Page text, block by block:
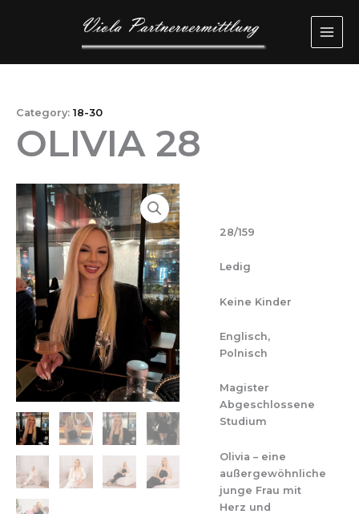
Category: 18-30
OLIVIA 28
28/159
Ledig
Keine Kinder
Englisch,
Polnisch
Magister
Abgeschlossene
Studium
Olivia – eine
außergewöhnliche
junge Frau mit
Herz und